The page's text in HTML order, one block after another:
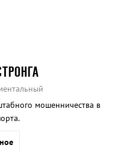
мошенничества в